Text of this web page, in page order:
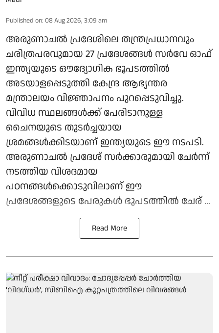
Published on: 08 Aug 2026, 3:09 am
അരുണാചല്‍ പ്രദേശിലെ തന്ത്രപ്രധാനവും
ചരിത്രപരവുമായ 27 പ്രദേശങ്ങള്‍ സര്‍വേ ഓഫ്
ഇന്ത്യയുടെ ഔദ്യോഗിക ഭൂപടത്തില്‍
അടയാളപ്പെടുത്തി കേന്ദ്ര ആഭ്യന്തര
മന്ത്രാലയം വിജ്ഞാപനം പുറപ്പെടുവിച്ചു.
വിവിധ സ്ഥലങ്ങള്‍ക്ക് പേരിടാനുള്ള
ചൈനയുടെ തുടര്‍ച്ചയായ
ശ്രമങ്ങള്‍ക്കിടയാണ് ഇന്ത്യയുടെ ഈ നടപടി.
അരുണാചല്‍ പ്രദേശ് സര്‍ക്കാരുമായി ചേര്‍ന്ന്
നടത്തിയ വിശദമായ
പഠനങ്ങള്‍ക്കൊടുവിലാണ് ഈ
പ്രദേശങ്ങളുടെ പേരുകള്‍ ഭൂപടത്തില്‍ ചേര് ...
Read More